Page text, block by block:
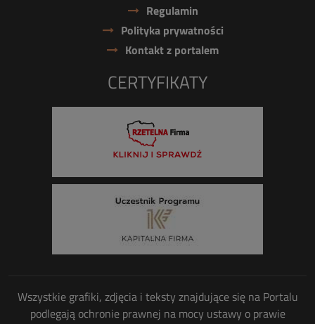
Regulamin
Polityka prywatności
Kontakt z portalem
CERTYFIKATY
Wszystkie grafiki, zdjęcia i teksty znajdujące się na Portalu
podlegają ochronie prawnej na mocy ustawy o prawie